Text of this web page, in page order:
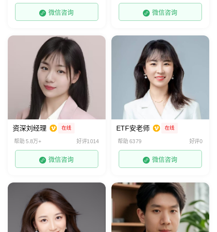
微信咨询 微信咨询
资深刘经理 在线
帮助 5.8万+ 好评1014
微信咨询
ETF安老师 在线
帮助 6379 好评0
微信咨询